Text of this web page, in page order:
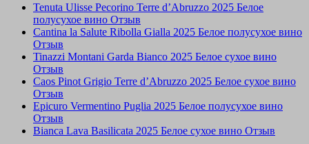
Tenuta Ulisse Pecorino Terre d’Abruzzo 2025 Белое
полусухое вино Отзыв
Cantina la Salute Ribolla Gialla 2025 Белое полусухое вино
Отзыв
Tinazzi Montani Garda Bianco 2025 Белое сухое вино
Отзыв
Caos Pinot Grigio Terre d’Abruzzo 2025 Белое сухое вино
Отзыв
Epicuro Vermentino Puglia 2025 Белое полусухое вино
Отзыв
Bianca Lava Basilicata 2025 Белое сухое вино Отзыв